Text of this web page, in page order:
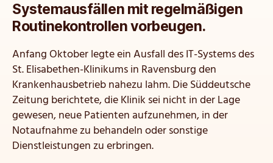
Systemausfällen mit regelmäßigen
Routinekontrollen vorbeugen.
Anfang Oktober legte ein Ausfall des IT-Systems des
St. Elisabethen-Klinikums in Ravensburg den
Krankenhausbetrieb nahezu lahm. Die Süddeutsche
Zeitung berichtete, die Klinik sei nicht in der Lage
gewesen, neue Patienten aufzunehmen, in der
Notaufnahme zu behandeln oder sonstige
Dienstleistungen zu erbringen.